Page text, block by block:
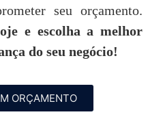
seu orçamento.
e escolha a melhor
do seu negócio!
ORÇAMENTO